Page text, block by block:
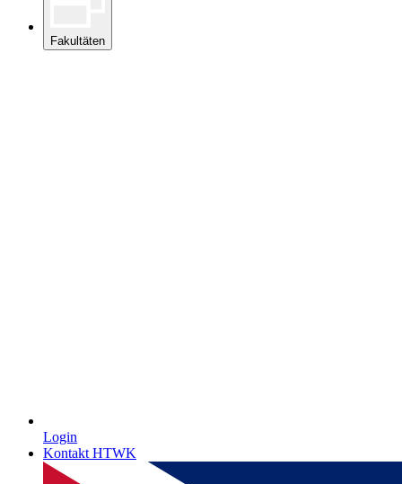
Fakultäten
Login
Kontakt HTWK